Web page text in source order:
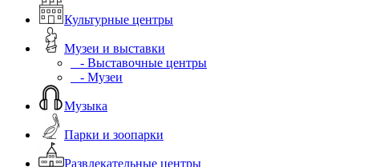
Культурные центры
Музеи и выставки
- Выставочные центры
- Музеи
Музыка
Парки и зоопарки
Развлекательные центры